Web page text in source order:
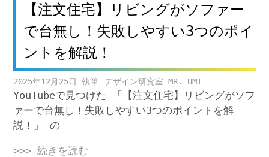
【注文住宅】リビングがソファー
で台無し！失敗しやすい3つのポイ
ントを解説！
2025年12月25日 デザイン研究室 MR. UMI
YouTubeで見つけた 「【注文住宅】リビングがソフ
ァーで台無し！失敗しやすい3つのポイントを解
説！」 の
>>> 続きを読む